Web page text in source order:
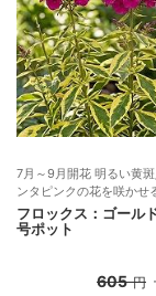
7月～9月開花 明るい黄
ンタピンクの花を咲かせ
ス
フロックス：ゴール
号ポット
605 円